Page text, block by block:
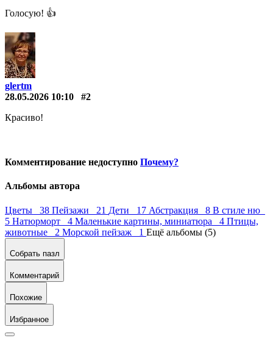
Голосую! 👍
glertm
28.05.2026 10:10
#2
Красиво!
Комментирование недоступно Почему?
Альбомы автора
Цветы 38 Пейзажи 21 Дети 17 Абстракция 8 В стиле ню
5 Натюрморт 4 Маленькие картины, миниатюра 4 Птицы,
животные 2 Морской пейзаж 1 Ещё альбомы (5)
Собрать пазл
Комментарий
Похожие
Избранное